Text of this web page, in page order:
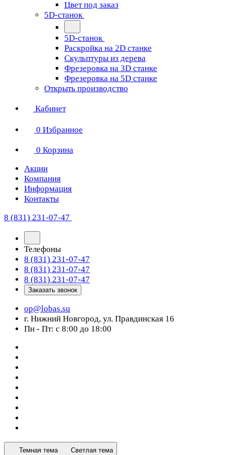
Цвет под заказ
5D-станок
5D-станок
Раскройка на 2D станке
Скульптуры из дерева
Фрезеровка на 3D станке
Фрезеровка на 5D станке
Открыть производство
Кабинет
0 Избранное
0 Корзина
Акции
Компания
Информация
Контакты
8 (831) 231-07-47
Телефоны
8 (831) 231-07-47
8 (831) 231-07-47
8 (831) 231-07-47
Заказать звонок
op@lobas.su
г. Нижний Новгород, ул. Правдинская 16
Пн - Пт: с 8:00 до 18:00
Темная тема Светлая тема